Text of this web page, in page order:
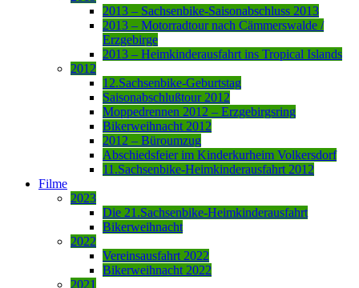
2013 – Sachsenbike-Saisonabschluss 2013
2013 – Motorradtour nach Cämmerswalde /
Erzgebirge
2013 – Heimkinderausfahrt ins Tropical Islands
2012
12.Sachsenbike-Geburtstag
Saisonabschlußtour 2012
Moppedrennen 2012 – Erzgebirgsring
Bikerweihnacht 2012
2012 – Büroumzug
Abschiedsfeier im Kinderkurheim Volkersdorf
11.Sachsenbike-Heimkinderausfahrt 2012
Filme
2023
Die 21.Sachsenbike-Heimkinderausfahrt
Bikerweihnacht
2022
Vereinsausfahrt 2022
Bikerweihnacht 2022
2021